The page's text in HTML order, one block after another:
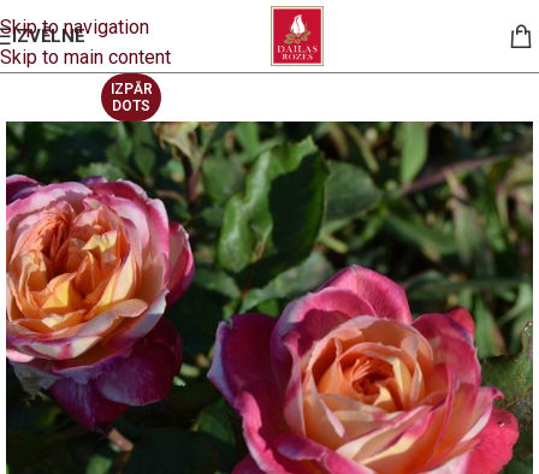
Skip to navigation
Skip to main content
IZVĒLNE
IZPĀR
DOTS